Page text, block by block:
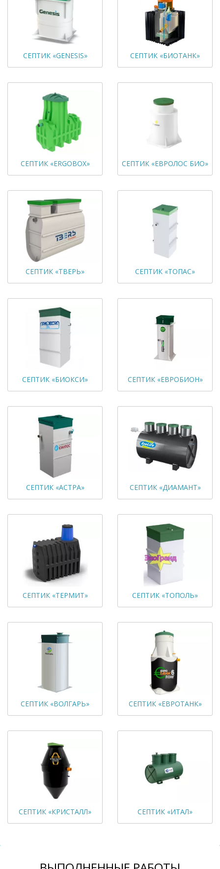
СЕПТИК «GENESIS» СЕПТИК «БИОТАНК»
СЕПТИК «ERGOBOX» СЕПТИК «ЕВРОЛОС БИО»
СЕПТИК «ТВЕРЬ» СЕПТИК «ТОПАС»
СЕПТИК «БИОКСИ» СЕПТИК «ЕВРОБИОН»
СЕПТИК «АСТРА» СЕПТИК «ДИАМАНТ»
СЕПТИК «ТЕРМИТ» СЕПТИК «ТОПОЛЬ»
СЕПТИК «ВОЛГАРЬ» СЕПТИК «ЕВРОТАНК»
СЕПТИК «КРИСТАЛЛ» СЕПТИК «ИТАЛ»